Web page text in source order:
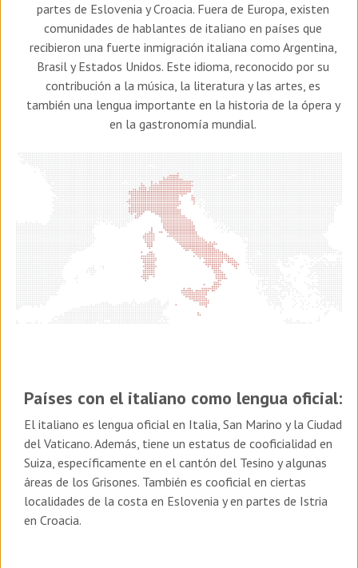
partes de Eslovenia y Croacia. Fuera de Europa, existen
comunidades de hablantes de italiano en países que
recibieron una fuerte inmigración italiana como Argentina,
Brasil y Estados Unidos. Este idioma, reconocido por su
contribución a la música, la literatura y las artes, es
también una lengua importante en la historia de la ópera y
en la gastronomía mundial.
Países con el italiano como lengua oficial:
El italiano es lengua oficial en Italia, San Marino y la Ciudad
del Vaticano. Además, tiene un estatus de cooficialidad en
Suiza, específicamente en el cantón del Tesino y algunas
áreas de los Grisones. También es cooficial en ciertas
localidades de la costa en Eslovenia y en partes de Istria
en Croacia.